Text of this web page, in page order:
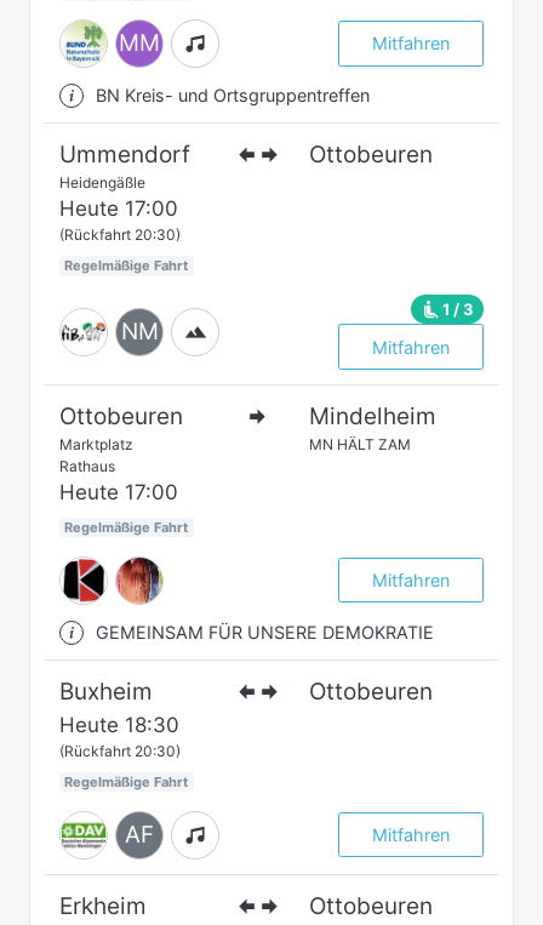
MM Mitfahren
BN Kreis- und Ortsgruppentreffen
Ummendorf
Heidengäßle
Ottobeuren
Heute 17:00
(Rückfahrt 20:30)
Regelmäßige Fahrt
NM
1 / 3
Mitfahren
Ottobeuren
Marktplatz
Rathaus
Mindelheim
MN HÄLT ZAM
Heute 17:00
Regelmäßige Fahrt
Mitfahren
GEMEINSAM FÜR UNSERE DEMOKRATIE
Buxheim Ottobeuren
Heute 18:30
(Rückfahrt 20:30)
Regelmäßige Fahrt
AF Mitfahren
Erkheim Ottobeuren